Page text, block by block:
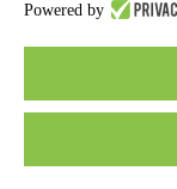
Powered by